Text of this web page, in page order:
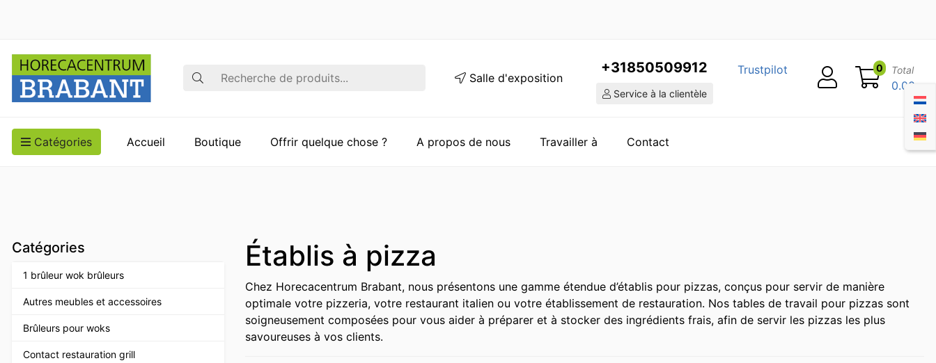
Recherche Salle d'exposition
+31850509912
Service à la clientèle
Trustpilot 0 Total
0.00
Catégories Accueil Boutique Offrir quelque chose ? A propos de nous Travailler à Contact
Catégories
1 brûleur wok brûleurs
Autres meubles et accessoires
Brûleurs pour woks
Contact restauration grill
Établis à pizza
Chez Horecacentrum Brabant, nous présentons une gamme étendue d’établis pour pizzas, conçus pour servir de manière
optimale votre pizzeria, votre restaurant italien ou votre établissement de restauration. Nos tables de travail pour pizzas sont
soigneusement composées pour vous aider à préparer et à stocker des ingrédients frais, afin de servir les pizzas les plus
savoureuses à vos clients.